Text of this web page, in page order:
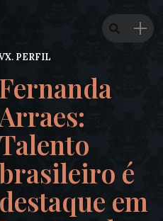
PERFIL
Fernanda
Talento
é
destaque em